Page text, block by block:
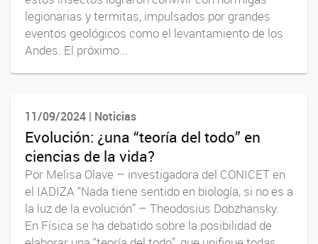
legionarias y termitas, impulsados por grandes
eventos geológicos como el levantamiento de los
Andes. El próximo...
11/09/2024 | Noticias
Evolución: ¿una “teoría del todo” en
ciencias de la vida?
Por Melisa Olave – investigadora del CONICET en
el IADIZA “Nada tiene sentido en biología, si no es a
la luz de la evolución” – Theodosius Dobzhansky.
En Física se ha debatido sobre la posibilidad de